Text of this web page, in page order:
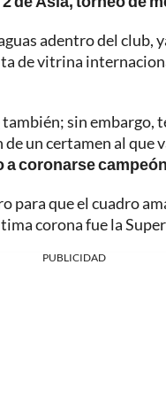
adentro del club,
de vitrina
también; sin embargo,
un certamen al que
a coronarse campeón
para que el cuadro
corona fue la
PUBLICIDAD